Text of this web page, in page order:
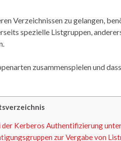
Verzeichnissen zu gelangen,
spezielle Listgruppen,
zusammenspielen und
der Kerberos Authentifizierung
zur Vergabe von